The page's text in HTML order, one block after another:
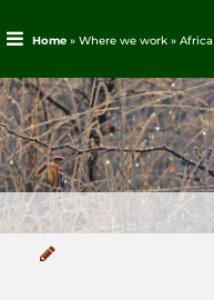
Skip
to
content
Home» Where we work » Africa